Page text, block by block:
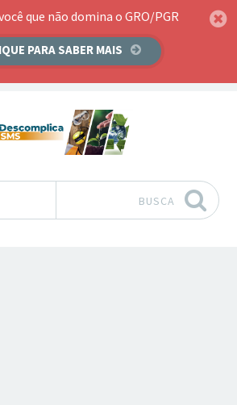
que não domina o GRO/PGR
PARA SABER MAIS
BUSCA